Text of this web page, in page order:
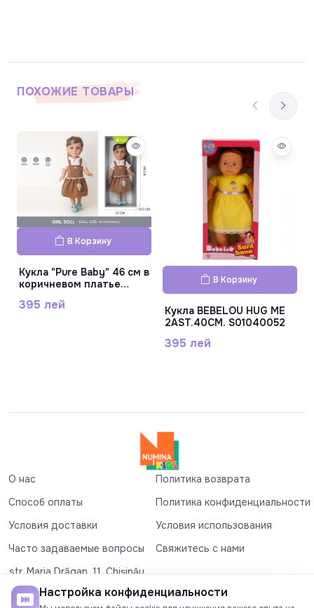
ПОХОЖИЕ ТОВАРЫ
В Корзину
Кукла "Pure Baby" 46 см в
коричневом платье
395 лей
В Корзину
Кукла BEBELOU HUG ME
2AST.40CM. S01040052
395 лей
О нас
Политика возврата
Способ оплаты
Политика конфиденциальности
Условия доставки
Условия использования
Часто задаваемые вопросы
Свяжитесь с нами
str. Maria Drăgan, 11, Chișinău
+37360327279
Настройка конфиденциальности